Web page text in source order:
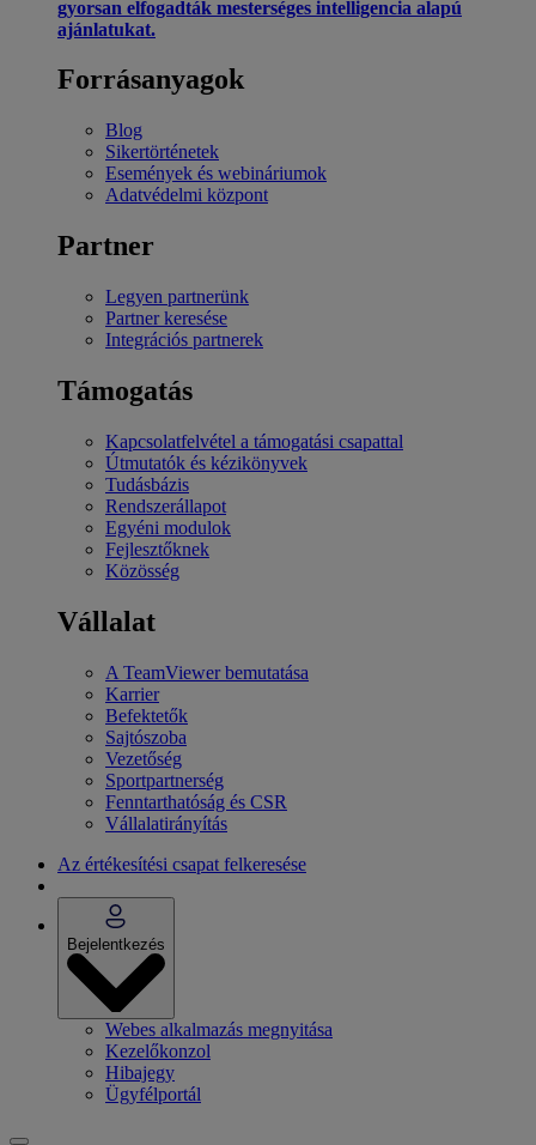
gyorsan elfogadták mesterséges intelligencia alapú
ajánlatukat.
Forrásanyagok
Blog
Sikertörténetek
Események és webináriumok
Adatvédelmi központ
Partner
Legyen partnerünk
Partner keresése
Integrációs partnerek
Támogatás
Kapcsolatfelvétel a támogatási csapattal
Útmutatók és kézikönyvek
Tudásbázis
Rendszerállapot
Egyéni modulok
Fejlesztőknek
Közösség
Vállalat
A TeamViewer bemutatása
Karrier
Befektetők
Sajtószoba
Vezetőség
Sportpartnerség
Fenntarthatóság és CSR
Vállalatirányítás
Az értékesítési csapat felkeresése
Bejelentkezés
Webes alkalmazás megnyitása
Kezelőkonzol
Hibajegy
Ügyfélportál